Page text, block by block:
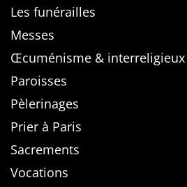
Les funérailles
Messes
Œcuménisme & interreligieux
Paroisses
Pèlerinages
Prier à Paris
Sacrements
Vocations